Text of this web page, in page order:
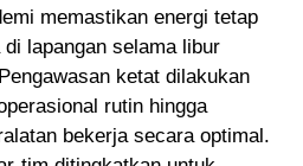
memastikan energi tetap
lapangan selama libur
ketat dilakukan
rutin hingga
bekerja secara optimal.